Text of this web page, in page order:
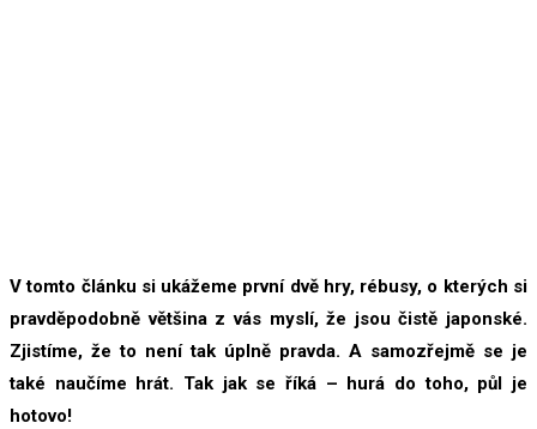
V tomto článku si ukážeme první dvě hry, rébusy, o kterých si
pravděpodobně většina z vás myslí, že jsou čistě japonské.
Zjistíme, že to není tak úplně pravda. A samozřejmě se je
také naučíme hrát. Tak jak se říká – hurá do toho, půl je
hotovo!